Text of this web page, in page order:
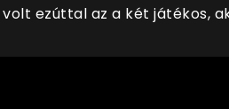
volt ezúttal az a két játékos,